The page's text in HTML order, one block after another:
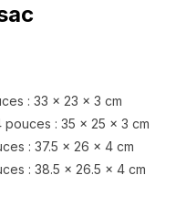
: 33 x 23 x 3 cm
pouces : 35 x 25 x 3 cm
: 37.5 x 26 x 4 cm
: 38.5 x 26.5 x 4 cm